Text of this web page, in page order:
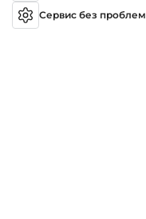
Сервис без проблем